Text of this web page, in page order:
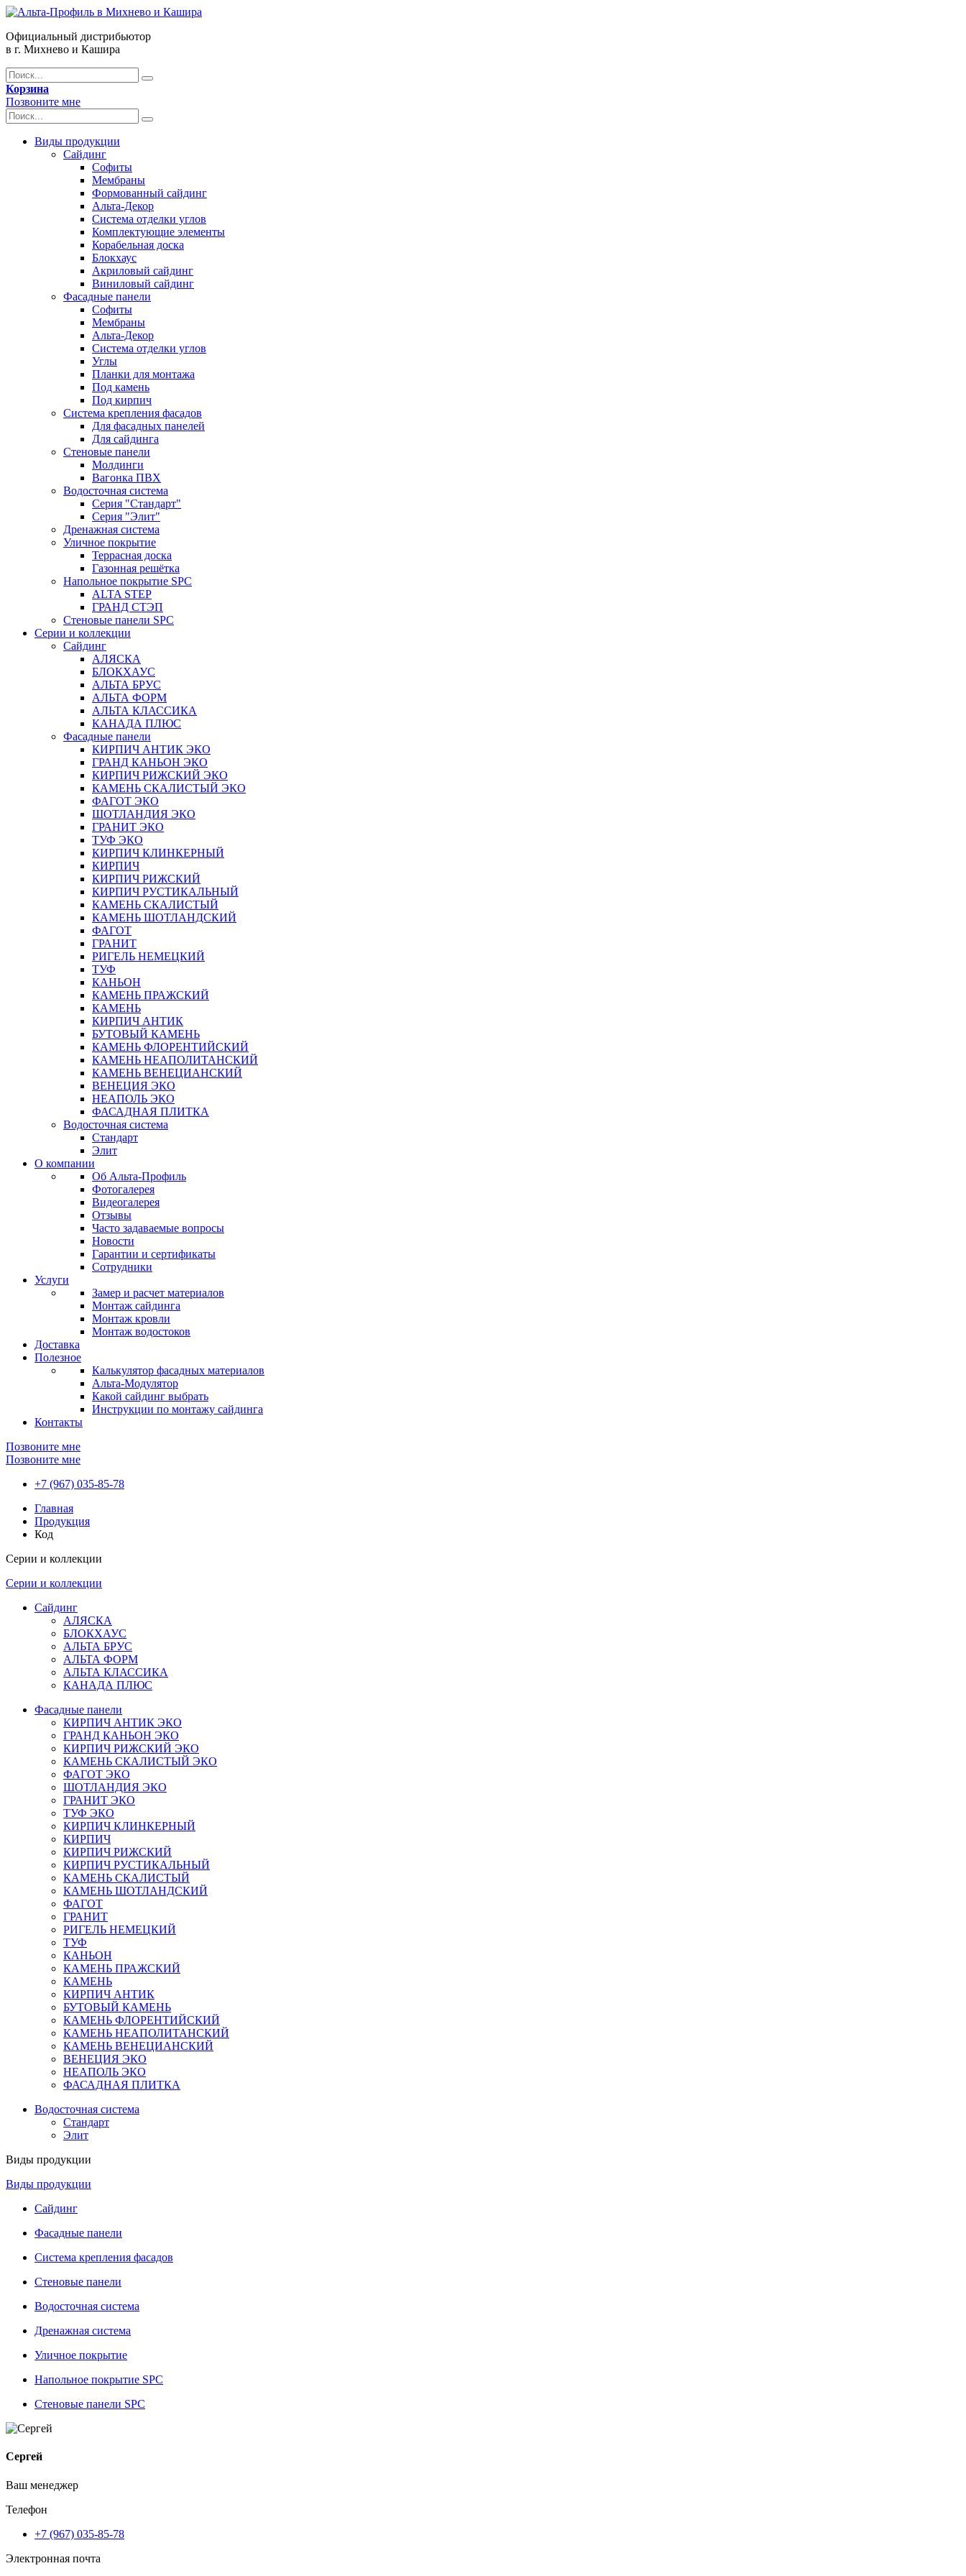
Официальный дистрибьютор
в г. Михнево и Кашира
Корзина
Позвоните мне
Виды продукции
Сайдинг
Софиты
Мембраны
Формованный сайдинг
Альта-Декор
Система отделки углов
Комплектующие элементы
Корабельная доска
Блокхаус
Акриловый сайдинг
Виниловый сайдинг
Фасадные панели
Софиты
Мембраны
Альта-Декор
Система отделки углов
Углы
Планки для монтажа
Под камень
Под кирпич
Система крепления фасадов
Для фасадных панелей
Для сайдинга
Стеновые панели
Молдинги
Вагонка ПВХ
Водосточная система
Серия "Стандарт"
Серия "Элит"
Дренажная система
Уличное покрытие
Террасная доска
Газонная решётка
Напольное покрытие SPC
ALTA STEP
ГРАНД СТЭП
Стеновые панели SPC
Серии и коллекции
Сайдинг
АЛЯСКА
БЛОКХАУС
АЛЬТА БРУС
АЛЬТА ФОРМ
АЛЬТА КЛАССИКА
КАНАДА ПЛЮС
Фасадные панели
КИРПИЧ АНТИК ЭКО
ГРАНД КАНЬОН ЭКО
КИРПИЧ РИЖСКИЙ ЭКО
КАМЕНЬ СКАЛИСТЫЙ ЭКО
ФАГОТ ЭКО
ШОТЛАНДИЯ ЭКО
ГРАНИТ ЭКО
ТУФ ЭКО
КИРПИЧ КЛИНКЕРНЫЙ
КИРПИЧ
КИРПИЧ РИЖСКИЙ
КИРПИЧ РУСТИКАЛЬНЫЙ
КАМЕНЬ СКАЛИСТЫЙ
КАМЕНЬ ШОТЛАНДСКИЙ
ФАГОТ
ГРАНИТ
РИГЕЛЬ НЕМЕЦКИЙ
ТУФ
КАНЬОН
КАМЕНЬ ПРАЖСКИЙ
КАМЕНЬ
КИРПИЧ АНТИК
БУТОВЫЙ КАМЕНЬ
КАМЕНЬ ФЛОРЕНТИЙСКИЙ
КАМЕНЬ НЕАПОЛИТАНСКИЙ
КАМЕНЬ ВЕНЕЦИАНСКИЙ
ВЕНЕЦИЯ ЭКО
НЕАПОЛЬ ЭКО
ФАСАДНАЯ ПЛИТКА
Водосточная система
Стандарт
Элит
О компании
Об Альта-Профиль
Фотогалерея
Видеогалерея
Отзывы
Часто задаваемые вопросы
Новости
Гарантии и сертификаты
Сотрудники
Услуги
Замер и расчет материалов
Монтаж сайдинга
Монтаж кровли
Монтаж водостоков
Доставка
Полезное
Калькулятор фасадных материалов
Альта-Модулятор
Какой сайдинг выбрать
Инструкции по монтажу сайдинга
Контакты
Позвоните мне
Позвоните мне
+7 (967) 035-85-78
Главная
Продукция
Код
Серии и коллекции
Серии и коллекции
Сайдинг
АЛЯСКА
БЛОКХАУС
АЛЬТА БРУС
АЛЬТА ФОРМ
АЛЬТА КЛАССИКА
КАНАДА ПЛЮС
Фасадные панели
КИРПИЧ АНТИК ЭКО
ГРАНД КАНЬОН ЭКО
КИРПИЧ РИЖСКИЙ ЭКО
КАМЕНЬ СКАЛИСТЫЙ ЭКО
ФАГОТ ЭКО
ШОТЛАНДИЯ ЭКО
ГРАНИТ ЭКО
ТУФ ЭКО
КИРПИЧ КЛИНКЕРНЫЙ
КИРПИЧ
КИРПИЧ РИЖСКИЙ
КИРПИЧ РУСТИКАЛЬНЫЙ
КАМЕНЬ СКАЛИСТЫЙ
КАМЕНЬ ШОТЛАНДСКИЙ
ФАГОТ
ГРАНИТ
РИГЕЛЬ НЕМЕЦКИЙ
ТУФ
КАНЬОН
КАМЕНЬ ПРАЖСКИЙ
КАМЕНЬ
КИРПИЧ АНТИК
БУТОВЫЙ КАМЕНЬ
КАМЕНЬ ФЛОРЕНТИЙСКИЙ
КАМЕНЬ НЕАПОЛИТАНСКИЙ
КАМЕНЬ ВЕНЕЦИАНСКИЙ
ВЕНЕЦИЯ ЭКО
НЕАПОЛЬ ЭКО
ФАСАДНАЯ ПЛИТКА
Водосточная система
Стандарт
Элит
Виды продукции
Виды продукции
Сайдинг
Фасадные панели
Система крепления фасадов
Стеновые панели
Водосточная система
Дренажная система
Уличное покрытие
Напольное покрытие SPC
Стеновые панели SPC
Сергей
Ваш менеджер
Телефон
+7 (967) 035-85-78
Электронная почта